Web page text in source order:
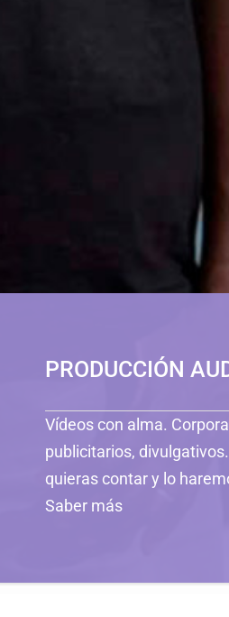
PRODUCCIÓN
Vídeos con alma.
publicitarios,
quieras contar y lo
Saber más